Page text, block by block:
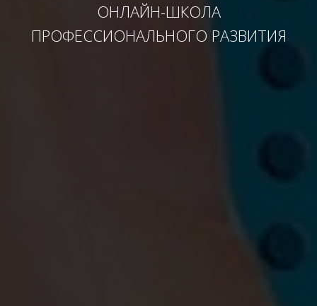
ОНЛАЙН-ШКОЛА
ПРОФЕССИОНАЛЬНОГО РАЗВИТИЯ